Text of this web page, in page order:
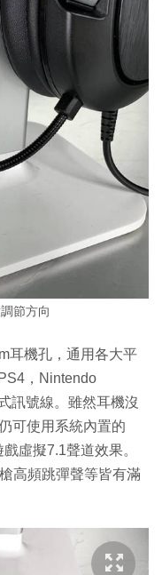
節方向
耳機孔，通用各大平
，Nintendo
訊號線。雖然耳機沒
可使用系統內置的
虛擬7.1聲道效果。
高頻跳彈聲等皆有滿